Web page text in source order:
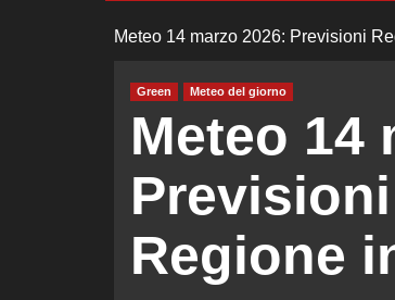
Meteo 14 marzo 2026: Previsioni
Green Meteo del giorno
Meteo 14
Regione